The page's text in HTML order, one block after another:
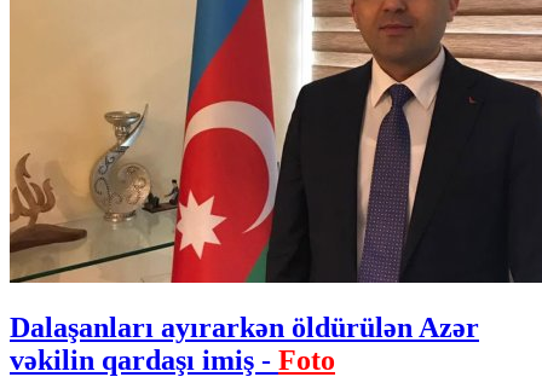
Dalaşanları ayırarkən öldürülən Azər
vəkilin qardaşı imiş - Foto